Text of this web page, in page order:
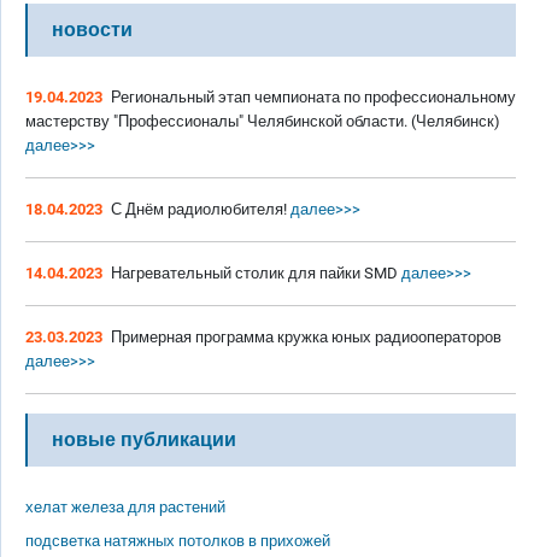
новости
19.04.2023 Региональный этап чемпионата по профессиональному
мастерству "Профессионалы" Челябинской области. (Челябинск)
далее>>>
18.04.2023 С Днём радиолюбителя! далее>>>
14.04.2023 Нагревательный столик для пайки SMD далее>>>
23.03.2023 Примерная программа кружка юных радиооператоров
далее>>>
новые публикации
хелат железа для растений
подсветка натяжных потолков в прихожей